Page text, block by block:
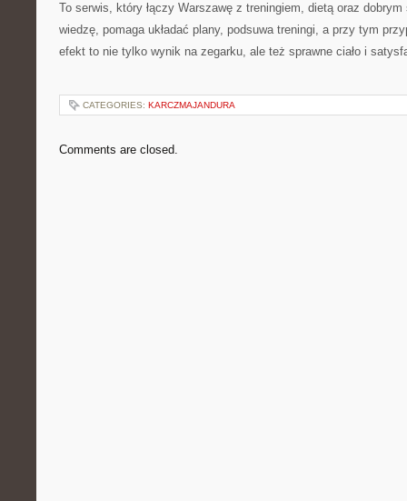
To serwis, który łączy Warszawę z treningiem, dietą oraz
wiedzę, pomaga układać plany, podsuwa treningi, a przy tym
efekt to nie tylko wynik na zegarku, ale też sprawne ciało i
CATEGORIES: KARCZMAJANDURA
Comments are closed.